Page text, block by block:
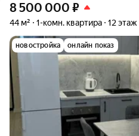
8 500 000 ₽
44 м² 1-комн. квартира 12 этаж
новостройка онлайн показ